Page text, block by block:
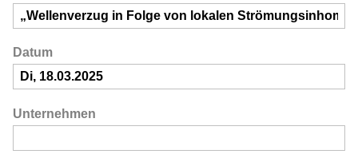
Datum
Unternehmen